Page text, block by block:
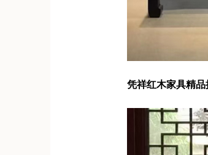
凭祥红木家具精品